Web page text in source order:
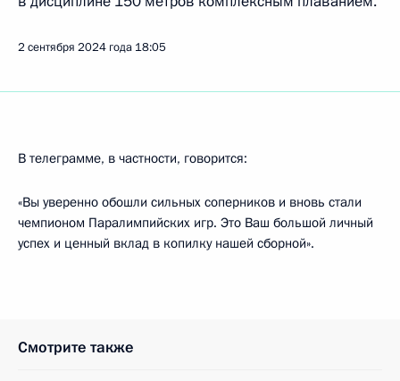
2 сентября 2024 года 18:05
В телеграмме, в частности, говорится:
«Вы уверенно обошли сильных соперников и вновь стали
чемпионом Паралимпийских игр. Это Ваш большой личный
успех и ценный вклад в копилку нашей сборной».
Смотрите также